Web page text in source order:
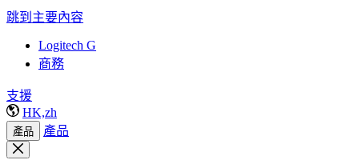
跳到主要內容
Logitech G
商務
支援
HK,zh
產品 產品